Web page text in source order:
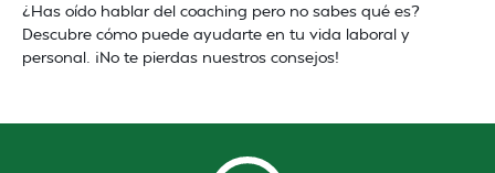
¿Has oído hablar del coaching pero no sabes qué es?
Descubre cómo puede ayudarte en tu vida laboral y
personal. ¡No te pierdas nuestros consejos!